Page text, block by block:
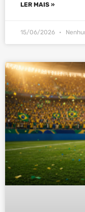
LER MAIS »
15/06/2026